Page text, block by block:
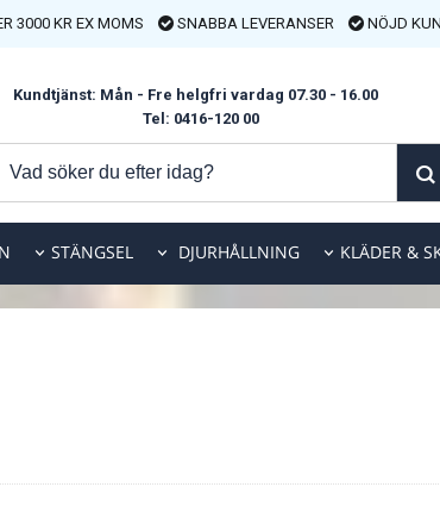
3000 KR EX MOMS SNABBA LEVERANSER NÖJD
Kundtjänst: Mån - Fre helgfri vardag 07.30 - 16.00
Tel: 0416-120 00
STÄNGSEL DJURHÅLLNING KLÄDER &